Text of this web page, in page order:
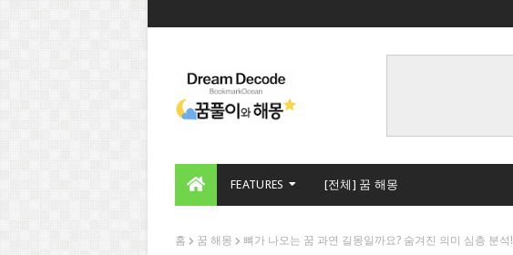
FEATURES [전체] 꿈 해몽
홈 꿈 해몽 뼈가 나오는 꿈 과연 길몽일까요? 숨겨진 의미 심층 분석!